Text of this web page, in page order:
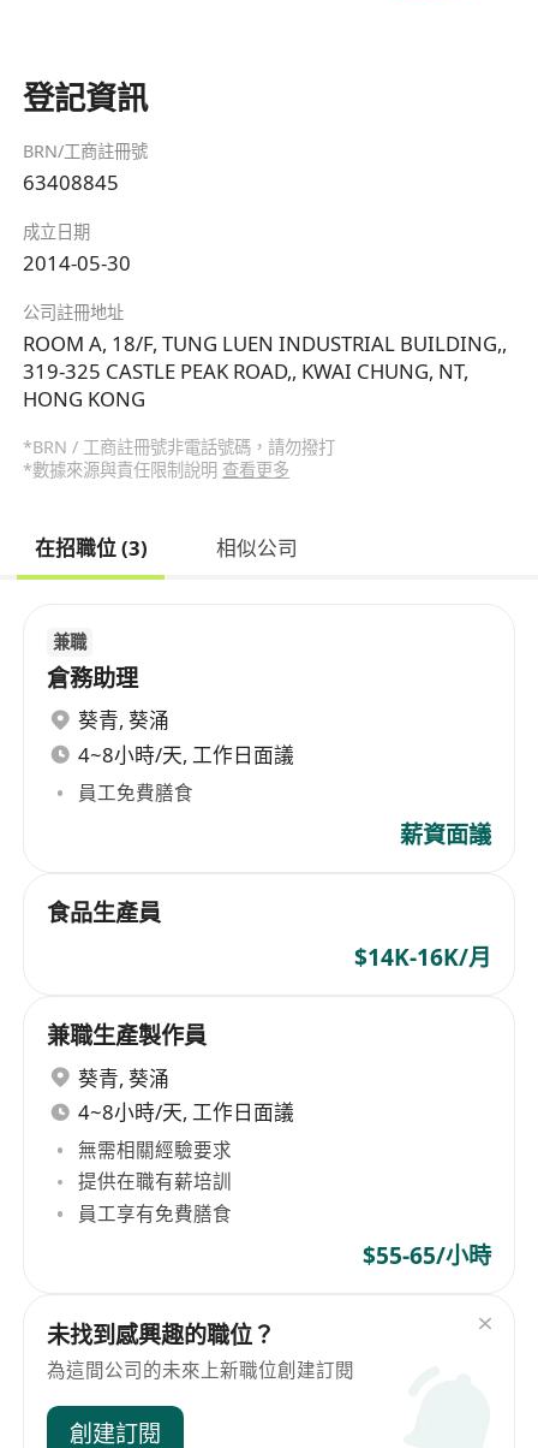
登記資訊
BRN/工商註冊號
63408845
成立日期
2014-05-30
公司註冊地址
ROOM A, 18/F, TUNG LUEN INDUSTRIAL BUILDING,,
319-325 CASTLE PEAK ROAD,, KWAI CHUNG, NT,
HONG KONG
*BRN / 工商註冊號非電話號碼，請勿撥打
*數據來源與責任限制說明 查看更多
在招職位 (3) 相似公司
兼職
倉務助理
葵青, 葵涌
4~8小時/天, 工作日面議
員工免費膳食
薪資面議
食品生產員
$14K-16K/月
兼職生產製作員
葵青, 葵涌
4~8小時/天, 工作日面議
無需相關經驗要求
提供在職有薪培訓
員工享有免費膳食
$55-65/小時
未找到感興趣的職位？
為這間公司的未來上新職位創建訂閱
創建訂閱